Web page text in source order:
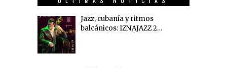
Jazz, cubanía y ritmos
balcánicos: IZNAJAZZ 2…